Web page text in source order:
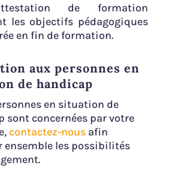
de formation
les objectifs pédagogiques
en fin de formation.
aux personnes en
de handicap
en situation de
sont concernées par votre
contactez-nous afin
ensemble les possibilités